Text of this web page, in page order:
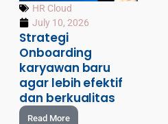
HR Cloud
July 10, 2026
Strategi
Onboarding
karyawan baru
agar lebih efektif
dan berkualitas
Read More